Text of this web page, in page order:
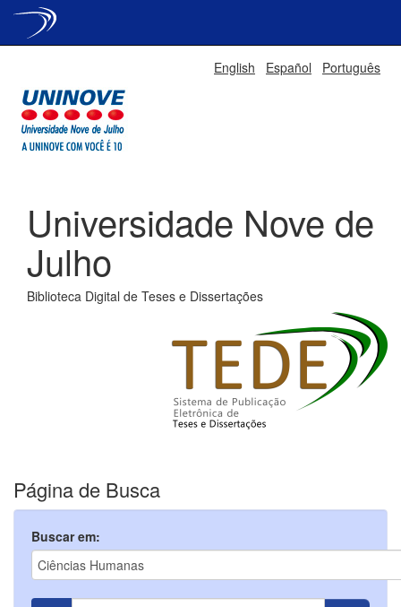
English Español Português
Universidade Nove de
Julho
Biblioteca Digital de Teses e Dissertações
Página de Busca
Buscar em: